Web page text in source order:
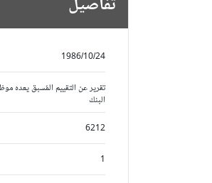
1986/10/24
تقرير عن التقييم المُسبق يعده
البنك
6212
1